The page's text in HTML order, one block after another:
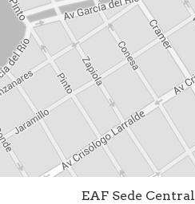
EAF Sede Central